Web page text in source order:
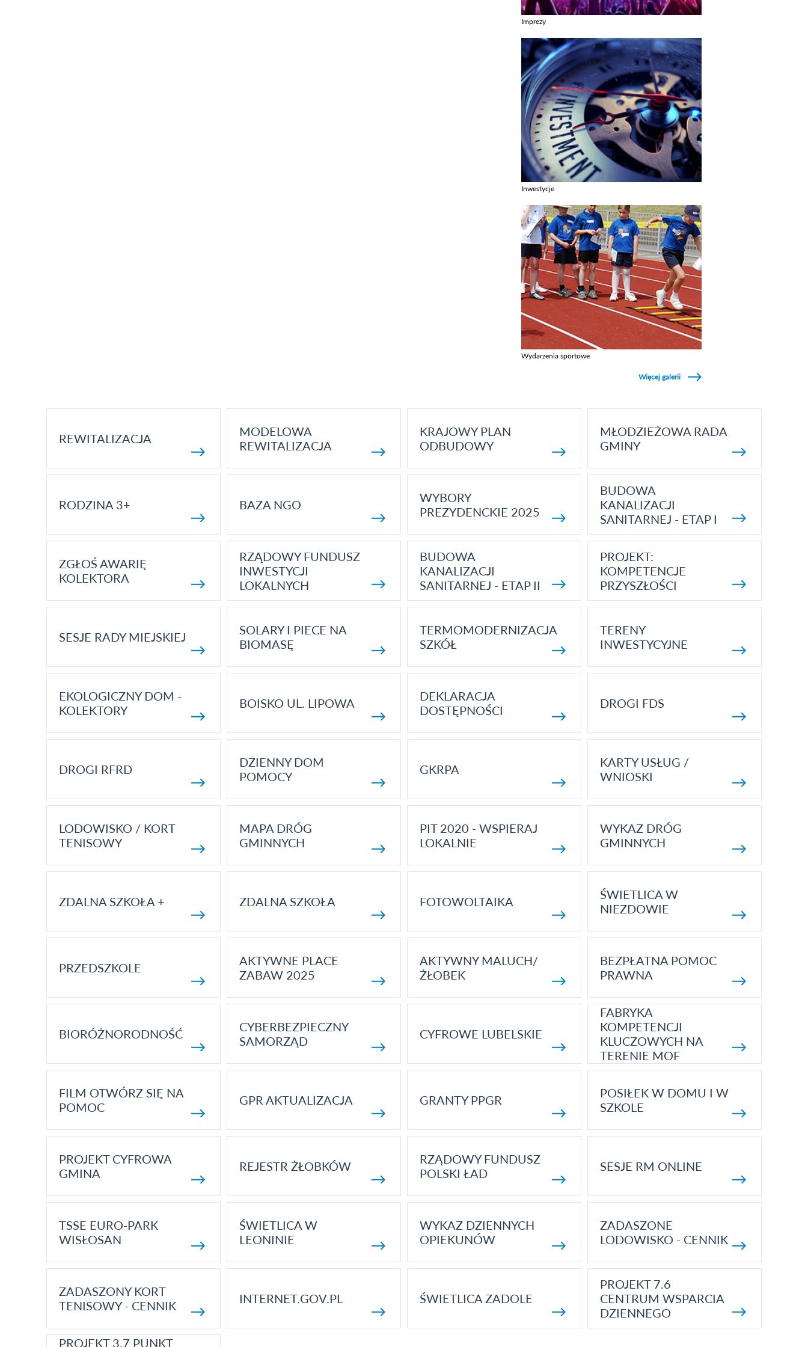
Imprezy
Inwestycje
Wydarzenia sportowe
Więcej galerii
REWITALIZACJA
MODELOWA
REWITALIZACJA
KRAJOWY PLAN
ODBUDOWY
MŁODZIEŻOWA RADA
GMINY
RODZINA 3+ BAZA NGO
WYBORY
PREZYDENCKIE 2025
BUDOWA
KANALIZACJI
SANITARNEJ - ETAP I
ZGŁOŚ AWARIĘ
KOLEKTORA
RZĄDOWY FUNDUSZ
INWESTYCJI
LOKALNYCH
BUDOWA
KANALIZACJI
SANITARNEJ - ETAP II
PROJEKT:
KOMPETENCJE
PRZYSZŁOŚCI
SESJE RADY MIEJSKIEJ
SOLARY I PIECE NA
BIOMASĘ
TERMOMODERNIZACJA
SZKÓŁ
TERENY
INWESTYCYJNE
EKOLOGICZNY DOM -
KOLEKTORY
BOISKO UL. LIPOWA
DEKLARACJA
DOSTĘPNOŚCI
DROGI FDS
DROGI RFRD
DZIENNY DOM
POMOCY
GKRPA
KARTY USŁUG /
WNIOSKI
LODOWISKO / KORT
TENISOWY
MAPA DRÓG
GMINNYCH
PIT 2020 - WSPIERAJ
LOKALNIE
WYKAZ DRÓG
GMINNYCH
ZDALNA SZKOŁA + ZDALNA SZKOŁA FOTOWOLTAIKA
ŚWIETLICA W
NIEZDOWIE
PRZEDSZKOLE
AKTYWNE PLACE
ZABAW 2025
AKTYWNY MALUCH/
ŻŁOBEK
BEZPŁATNA POMOC
PRAWNA
BIORÓŻNORODNOŚĆ
CYBERBEZPIECZNY
SAMORZĄD
CYFROWE LUBELSKIE
FABRYKA
KOMPETENCJI
KLUCZOWYCH NA
TERENIE MOF
FILM OTWÓRZ SIĘ NA
POMOC
GPR AKTUALIZACJA GRANTY PPGR
POSIŁEK W DOMU I W
SZKOLE
PROJEKT CYFROWA
GMINA
REJESTR ŻŁOBKÓW
RZĄDOWY FUNDUSZ
POLSKI ŁAD
SESJE RM ONLINE
TSSE EURO-PARK
WISŁOSAN
ŚWIETLICA W
LEONINIE
WYKAZ DZIENNYCH
OPIEKUNÓW
ZADASZONE
LODOWISKO - CENNIK
ZADASZONY KORT
TENISOWY - CENNIK
INTERNET.GOV.PL ŚWIETLICA ZADOLE
PROJEKT 7.6
CENTRUM WSPARCIA
DZIENNEGO
PROJEKT 3.7 PUNKT